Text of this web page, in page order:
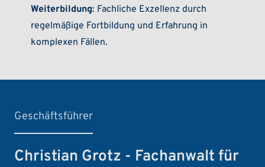
Weiterbildung: Fachliche Exzellenz durch
regelmäßige Fortbildung und Erfahrung in
komplexen Fällen.
Geschäftsführer
Christian Grotz - Fachanwalt für